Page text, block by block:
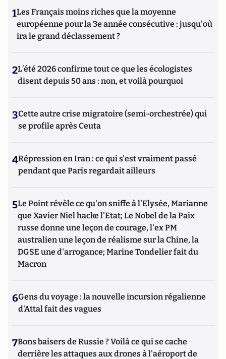
1Les Français moins riches que la moyenne
européenne pour la 3e année consécutive : jusqu'où
ira le grand déclassement ?
2L’été 2026 confirme tout ce que les écologistes
disent depuis 50 ans : non, et voilà pourquoi
3Cette autre crise migratoire (semi-orchestrée) qui
se profile après Ceuta
4Répression en Iran : ce qui s'est vraiment passé
pendant que Paris regardait ailleurs
5Le Point révèle ce qu'on sniffe à l'Elysée, Marianne
que Xavier Niel hacke l'Etat; Le Nobel de la Paix
russe donne une leçon de courage, l'ex PM
australien une leçon de réalisme sur la Chine, la
DGSE une d'arrogance; Marine Tondelier fait du
Macron
6Gens du voyage : la nouvelle incursion régalienne
d'Attal fait des vagues
7Bons baisers de Russie ? Voilà ce qui se cache
derrière les attaques aux drones à l'aéroport de